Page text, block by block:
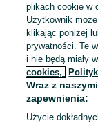
Odświeżono dnia
Kierowca
tachografem
Warszawa,
Pełny etat
plikach cookie w
Użytkownik
klikając poniżej
prywatności. Te
i nie będą miały
cookies,
Wraz z
zapewnienia:
Użycie